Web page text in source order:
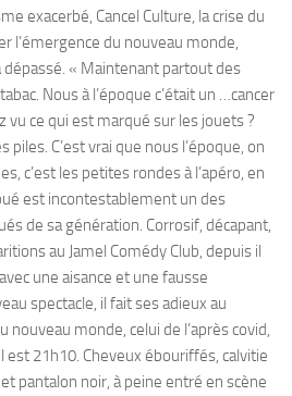
exacerbé, Cancel Culture, la crise du
l’émergence du nouveau monde,
dépassé. « Maintenant partout des
Nous à l’époque c’était un …cancer
vu ce qui est marqué sur les jouets ?
piles. C’est vrai que nous l’époque, on
c’est les petites rondes à l’apéro, en
est incontestablement un des
de sa génération. Corrosif, décapant,
au Jamel Comédy Club, depuis il
une aisance et une fausse
spectacle, il fait ses adieux au
nouveau monde, celui de l’après covid,
est 21h10. Cheveux ébouriffés, calvitie
pantalon noir, à peine entré en scène